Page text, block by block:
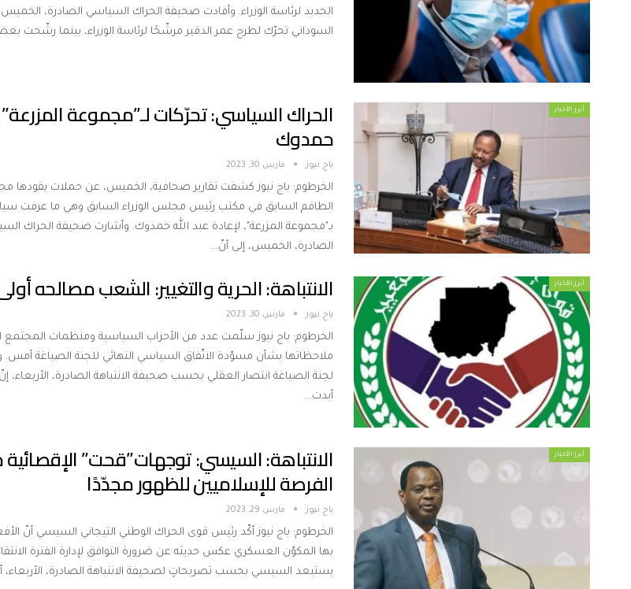
الجديد لرئاسة الوزراء. وأفادت صحيفة الحراك السياسي الصادرة،
السوداني تحرّك لطرح عمر الدقير مرشّحًا لرئاسة الوزراء، بينما رشّحت
أبرز الأخبار الحراك السياسي: تحرّكات لـ”مجموعة
حمدوك
باج نيوز مارس 30, 2023
الخرطوم: باج نيوز كشفت تقارير صحافية، الخميس، عن حملات يقودها
الطاقم السابق في مكتب رئيس مجلس الوزراء السابق وهي ما عرفت
بـ"مجموعة المزرعة"، لإعادة عبد الله حمدوك. وأشارت صحيفة الحراك
الصادرة، الخميس، إلى أنّ…
أبرز الأخبار الانتباهة: الحرية والتغيير: الشعب مصالحه
باج نيوز مارس 30, 2023
الخرطوم: باج نيوز سلّمت عدد من الأحزاب السياسية ومنظمات المجتمع
ملاحظاتها بشأن مسوّدة الاتّفاق السياسي النهائي للجنة الصياغة
لجنة الصياغة انتصار العقلي بحسب صحيفة الانتباهة الصادرة، الأربعاء،
أبدت…
أبرز الأخبار الانتباهة: السيسي: توجهات”قحت”
الفرصة للإسلاميين للظهور مجدّدًا
باج نيوز مارس 29, 2023
الخرطوم: باج نيوز أكّد رئيس قوى الحراك الوطني التيجاني السيسي أنّ
بها المكوّن العسكري عكس حديثه عن ضرورة التوافق لإدارة الفترة
يستبعد السيسي بحسب تصريحاتٍ لصحيفة الانتباهة الصادرة، الأربعاء،